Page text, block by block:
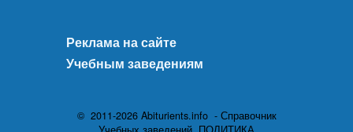
Реклама на сайте
Учебным заведениям
© 2011-2026 Abiturients.info - Справочник